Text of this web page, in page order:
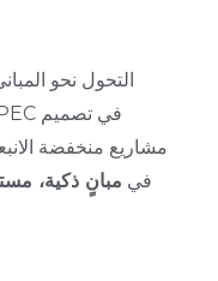
التحول نحو
مشاريع منخفضة
في مبانٍ ذكية،